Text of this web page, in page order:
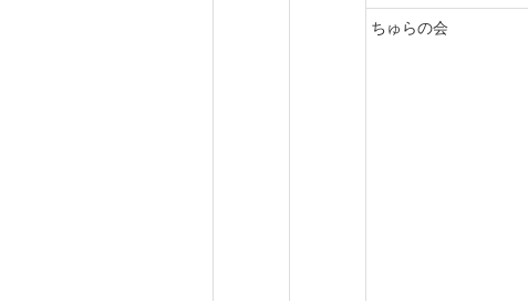
ちゅらの会